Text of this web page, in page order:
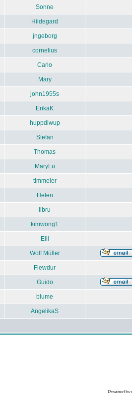
Sonne
Hildegard
jngeborg
cornelius
Carlo
Mary
john1955s
ErikaK
huppdiwup
Stefan
Thomas
MaryLu
timmeier
Helen
libru
kimwong1
Elli
Wolf Müller
Flewdur
Guido
blume
AngelikaS
Powered by